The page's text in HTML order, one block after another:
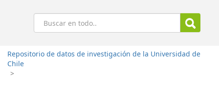
Buscar
Repositorio de datos de investigación de la Universidad de
Chile
>